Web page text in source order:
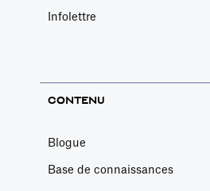
Infolettre
CONTENU
Blogue
Base de connaissances